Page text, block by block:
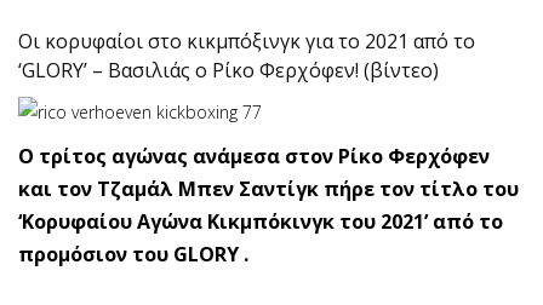
Οι κορυφαίοι στο κικμπόξινγκ για το 2021 από το
‘GLORY’ – Βασιλιάς ο Ρίκο Φερχόφεν! (βίντεο)
Ο τρίτος αγώνας ανάμεσα στον Ρίκο Φερχόφεν
και τον Τζαμάλ Μπεν Σαντίγκ πήρε τον τίτλο του
‘Κορυφαίου Αγώνα Κικμπόκινγκ του 2021’ από το
προμόσιον του GLORY .